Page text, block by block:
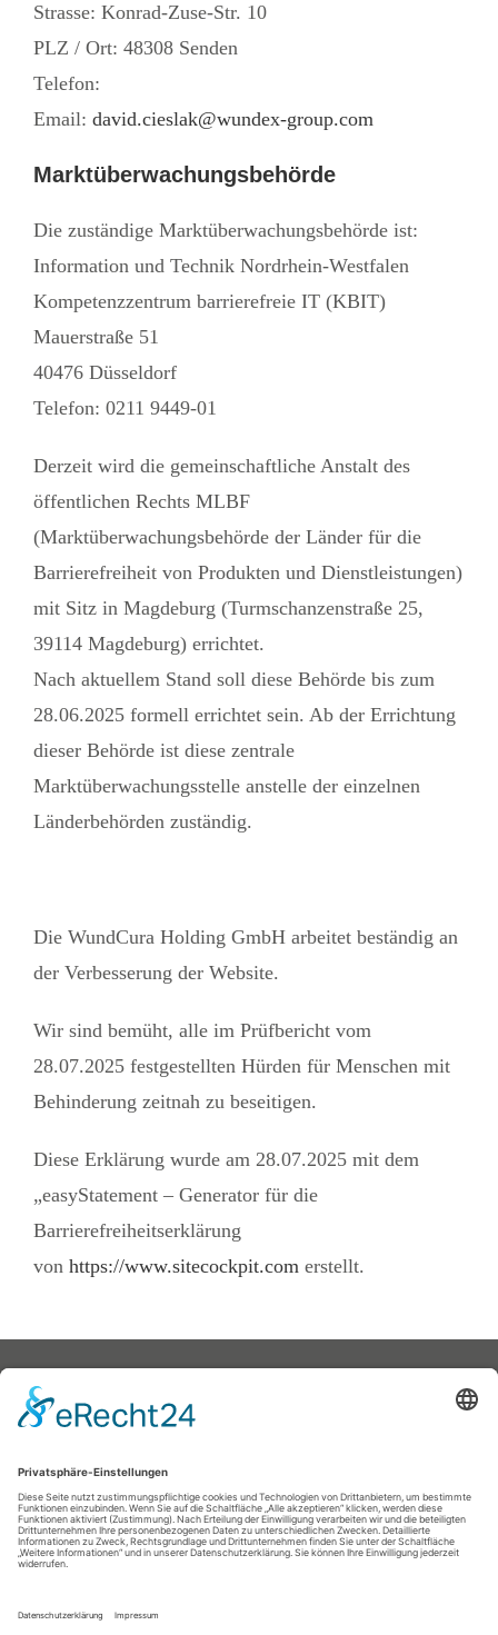
Strasse: Konrad-Zuse-Str. 10
PLZ / Ort: 48308 Senden
Telefon:
Email: david.cieslak@wundex-group.com
Marktüberwachungsbehörde
Die zuständige Marktüberwachungsbehörde ist:
Information und Technik Nordrhein-Westfalen
Kompetenzzentrum barrierefreie IT (KBIT)
Mauerstraße 51
40476 Düsseldorf
Telefon: 0211 9449-01
Derzeit wird die gemeinschaftliche Anstalt des
öffentlichen Rechts MLBF
(Marktüberwachungsbehörde der Länder für die
Barrierefreiheit von Produkten und Dienstleistungen)
mit Sitz in Magdeburg (Turmschanzenstraße 25,
39114 Magdeburg) errichtet.
Nach aktuellem Stand soll diese Behörde bis zum
28.06.2025 formell errichtet sein. Ab der Errichtung
dieser Behörde ist diese zentrale
Marktüberwachungsstelle anstelle der einzelnen
Länderbehörden zuständig.
Die WundCura Holding GmbH arbeitet beständig an
der Verbesserung der Website.
Wir sind bemüht, alle im Prüfbericht vom
28.07.2025 festgestellten Hürden für Menschen mit
Behinderung zeitnah zu beseitigen.
Diese Erklärung wurde am 28.07.2025 mit dem
„easyStatement – Generator für die
Barrierefreiheitserklärung
von https://www.sitecockpit.com erstellt.
Konrad-Zuse-Straße 10
48308 Senden